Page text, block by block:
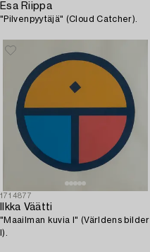
Esa Riippa
"Pilvenpyytäjä" (Cloud Catcher).
1714877
Ilkka Väätti
"Maailman kuvia I" (Världens bilder
I).